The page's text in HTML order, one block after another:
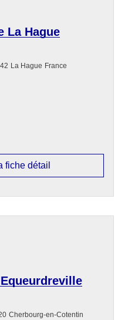
La Hague
La Hague France
fiche détail
Cherbourg-en-Cotentin